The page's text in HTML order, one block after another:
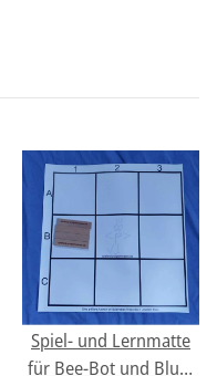
Spiel- und Lernmatte
für Bee-Bot und Blue-